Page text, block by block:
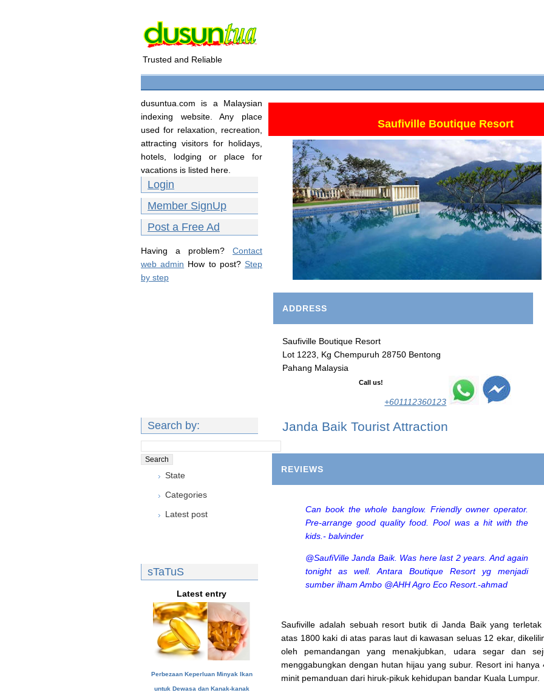
Trusted and Reliable
dusuntua.com is a Malaysian
indexing website. Any place
used for relaxation, recreation,
attracting visitors for holidays,
hotels, lodging or place for
vacations is listed here.
Login
Member SignUp
Post a Free Ad
Having a problem? Contact
web admin How to post? Step
by step
Search by:
State
Categories
Latest post
sTaTuS
Latest entry
Perbezaan Keperluan Minyak Ikan
untuk Dewasa dan Kanak-kanak
Saufiville Boutique Resort
ADDRESS
Saufiville Boutique Resort
Lot 1223, Kg Chempuruh 28750 Bentong
Pahang Malaysia
Call us!
+601112360123
Janda Baik Tourist Attraction
REVIEWS
Can book the whole banglow. Friendly owner operator.
Pre-arrange good quality food. Pool was a hit with the
kids.- balvinder
@SaufiVille Janda Baik. Was here last 2 years. And again
tonight as well. Antara Boutique Resort yg menjadi
sumber ilham Ambo @AHH Agro Eco Resort.-ahmad
Saufiville adalah sebuah resort butik di Janda Baik yang
atas 1800 kaki di atas paras laut di kawasan seluas 12 ekar,
oleh pemandangan yang menakjubkan, udara segar dan
menggabungkan dengan hutan hijau yang subur. Resort ini hanya
minit pemanduan dari hiruk-pikuk kehidupan bandar Kuala Lumpur.